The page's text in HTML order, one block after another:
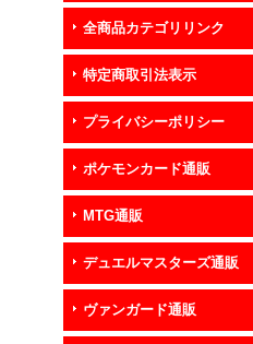
全商品カテゴリリンク
特定商取引法表示
プライバシーポリシー
ポケモンカード通販
MTG通販
デュエルマスターズ通販
ヴァンガード通販